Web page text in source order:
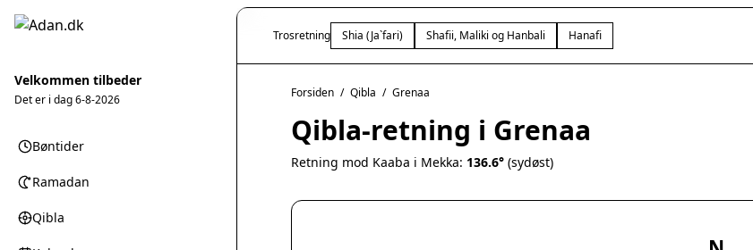
Velkommen tilbeder
Det er i dag6-8-2026
Bøntider
Ramadan
Qibla
Trosretning Shia (Ja`fari) Shafii, Maliki og Hanbali Hanafi
Forsiden / Qibla / Grenaa
Qibla-retning i Grenaa
Retning mod Kaaba i Mekka: 136.6° (sydøst)